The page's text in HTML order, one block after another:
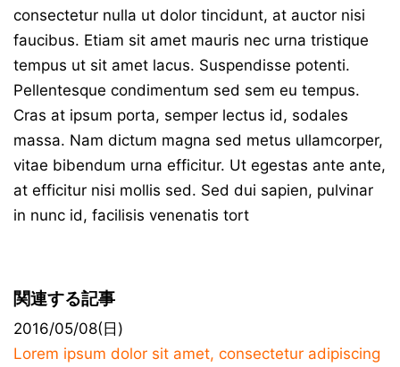
consectetur nulla ut dolor tincidunt, at auctor nisi
faucibus. Etiam sit amet mauris nec urna tristique
tempus ut sit amet lacus. Suspendisse potenti.
Pellentesque condimentum sed sem eu tempus.
Cras at ipsum porta, semper lectus id, sodales
massa. Nam dictum magna sed metus ullamcorper,
vitae bibendum urna efficitur. Ut egestas ante ante,
at efficitur nisi mollis sed. Sed dui sapien, pulvinar
in nunc id, facilisis venenatis tort
関連する記事
2016/05/08(日)
Lorem ipsum dolor sit amet, consectetur adipiscing